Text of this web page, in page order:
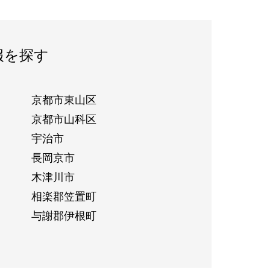
探す
京都市東山区
京都市山科区
宇治市
長岡京市
木津川市
相楽郡笠置町
与謝郡伊根町